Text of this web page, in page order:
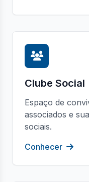
Clube Social
Espaço de
associados e
sociais.
Conhecer